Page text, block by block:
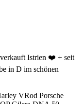
Istrien ❤️ + seit
in D im schönen
VRod Porsche